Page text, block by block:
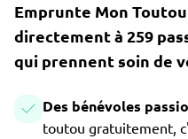
Emprunte Mon
directement à 259
qui prennent soin de
Des bénévoles
toutou gratuitement,